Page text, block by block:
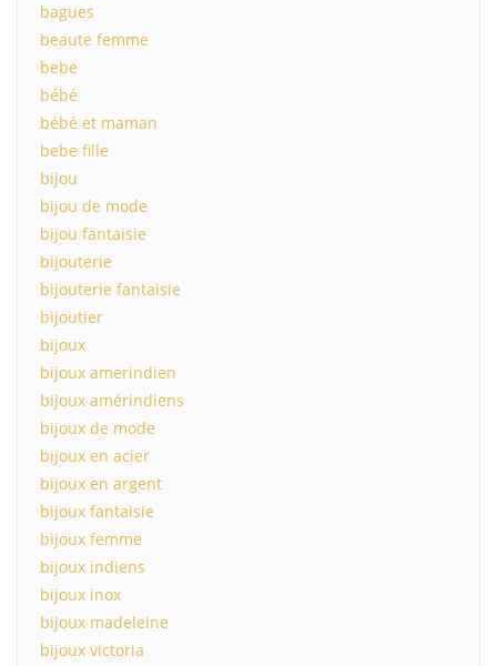
bagues
beaute femme
bebe
bébé
bébé et maman
bebe fille
bijou
bijou de mode
bijou fantaisie
bijouterie
bijouterie fantaisie
bijoutier
bijoux
bijoux amerindien
bijoux amérindiens
bijoux de mode
bijoux en acier
bijoux en argent
bijoux fantaisie
bijoux femme
bijoux indiens
bijoux inox
bijoux madeleine
bijoux victoria